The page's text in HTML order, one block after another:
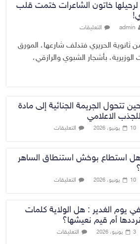
خاتون الشاعرات ختمت قلب
admin التعليقات
الحريري فتدلف شارعها، المورق
بأشجار الشبوي والرازقي،
حين تتحول الجريمة الجنائية إلى مادة
للجذب الاعلامي
10 يونيو، 2026 التعليقات
استطاع بوخش استنطاق الساهر
؟
10 يونيو، 2026 التعليقات
في يوم الغدير : هل الولاية كلمات
نرددها أم قيم نعيشها؟
3 يونيو، 2026 التعليقات